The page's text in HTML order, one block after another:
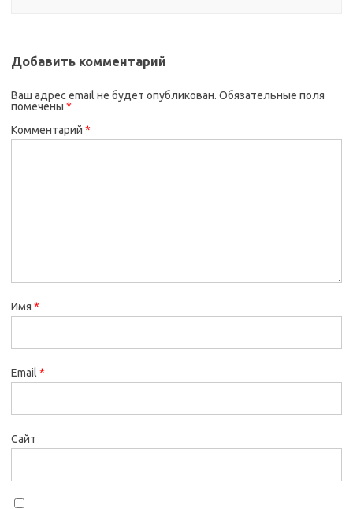
Добавить комментарий
Ваш адрес email не будет опубликован. Обязательные поля
помечены *
Комментарий *
Имя *
Email *
Сайт